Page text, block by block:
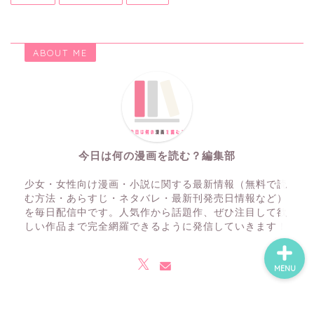
ABOUT ME
今日は何の漫画を読む？編集部
少女・女性向け漫画・小説に関する最新情報（無料で読
む方法・あらすじ・ネタバレ・最新刊発売日情報など）
を毎日配信中です。人気作から話題作、ぜひ注目して欲
しい作品まで完全網羅できるように発信していきます！
MENU
無料で読める漫画・小説